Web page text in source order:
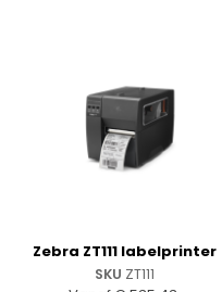
Zebra ZT111 labelprinter
SKU ZT111